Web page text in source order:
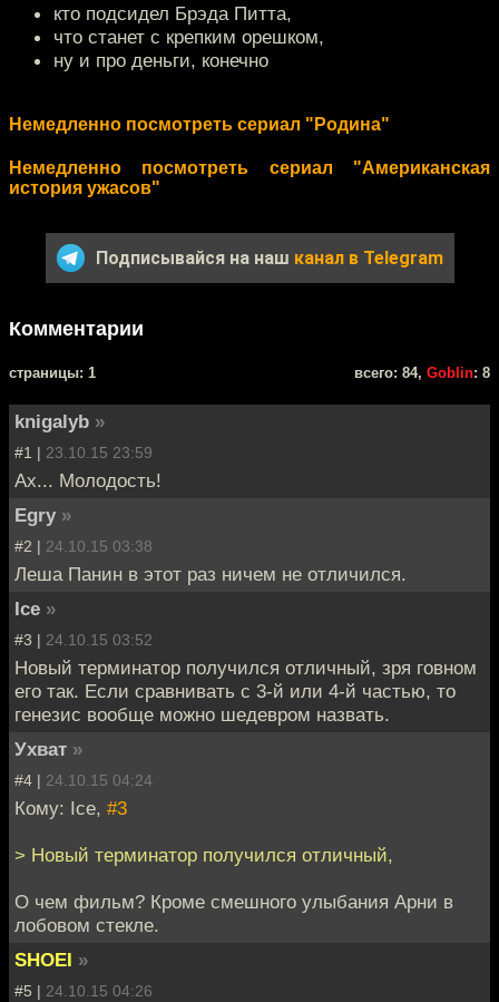
кто подсидел Брэда Питта,
что станет с крепким орешком,
ну и про деньги, конечно
Немедленно посмотреть сериал "Родина"
Немедленно посмотреть сериал "Американская
история ужасов"
Подписывайся на наш канал в Telegram
Комментарии
cтраницы: 1 всего: 84, Goblin: 8
knigalyb »
#1 | 23.10.15 23:59
Ах... Молодость!
Egry »
#2 | 24.10.15 03:38
Леша Панин в этот раз ничем не отличился.
Ice »
#3 | 24.10.15 03:52
Новый терминатор получился отличный, зря говном
его так. Если сравнивать с 3-й или 4-й частью, то
генезис вообще можно шедевром назвать.
Ухват »
#4 | 24.10.15 04:24
Кому: Ice, #3
> Новый терминатор получился отличный,
О чем фильм? Кроме смешного улыбания Арни в
лобовом стекле.
SHOEI »
#5 | 24.10.15 04:26